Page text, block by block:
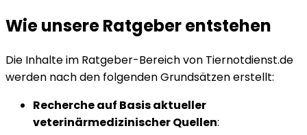
Wie unsere Ratgeber entstehen
Die Inhalte im Ratgeber-Bereich von Tiernotdienst.de
werden nach den folgenden Grundsätzen erstellt:
Recherche auf Basis aktueller
veterinärmedizinischer Quellen: